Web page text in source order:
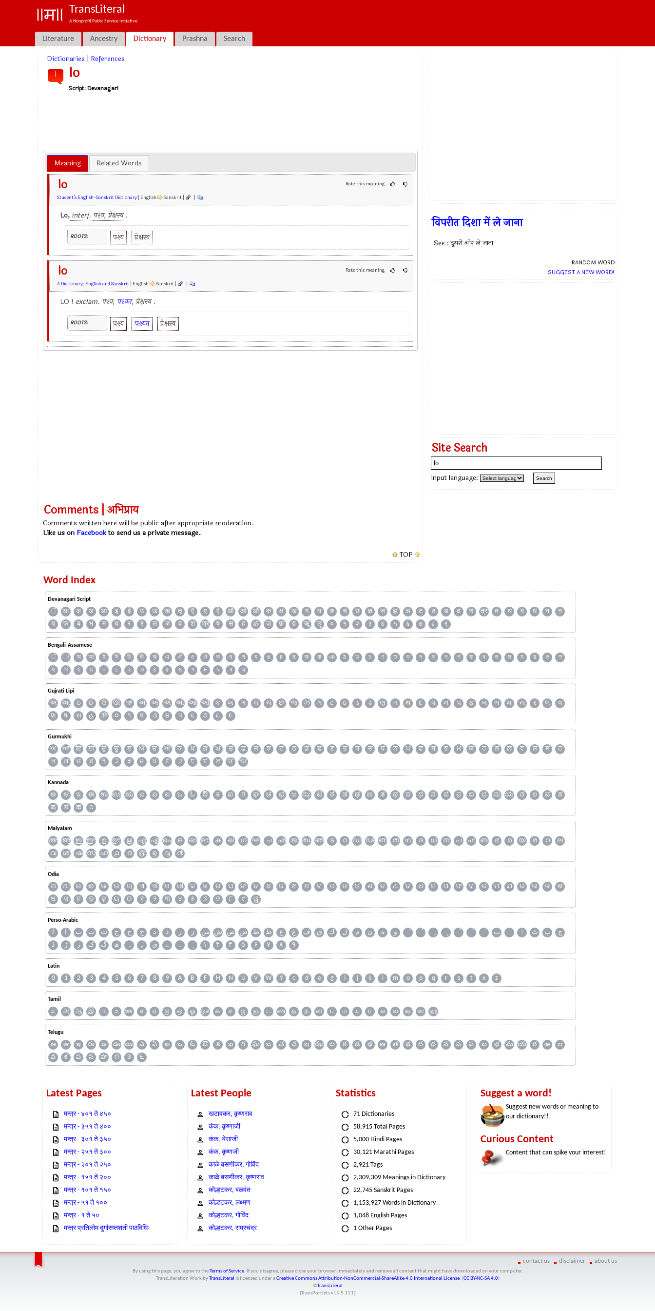
TransLiteral
A Nonprofit Public Service Initiative.
Literature Ancestry Dictionary Prashna Search
Dictionaries References
l lo
Script:Devanagari
Meaning Related Words
Rate this meaning
lo
Student’s English-Sanskrit Dictionary| English Sanskrit | |
Lo, interj. पश्य, प्रेक्षस्व .
ROOTS: पश्य प्रेक्षस्व
Rate this meaning
lo
A Dictionary: English and Sanskrit| English Sanskrit | |
LO ! exclam. पश्य, पश्यत, प्रेक्षस्व .
ROOTS: पश्य पश्यत प्रेक्षस्व
Comments | अभिप्राय
Comments written here will be public after appropriate moderation.
Like us on Facebookto send us a private message.
TOP
विपरीत दिशा में ले जाना
See : दूसरी ओर ले जाना
RANDOM WORD
SUGGEST A NEW WORD!
Site Search
Input language:
Word Index
Devanagari Script
ँ अः अं अ आ इ ई उ ऊ ऋ ऌ ऍ ए ऐ ऑ ओ औ क क्ष ख ग घ ङ च छ ज्ञ ज झ ञ ट ठ ड ढ ण त्र त थ द ध न
ऩ
प
फ ब भ म य र ऱ ल ळ व श श्र ष स ह ॐ ज़ फ़ य़ ॠ ॡ ० १ २ ३ ४ ५ ६ ७ ८ ९
Bengali-Assamese
ঁ ং অ আ ই ঈ উ ঊ ঋ এ ঐ ও ঔ ক খ গ ঘ ঙ চ ছ জ ঝ ঞ ঠ ড ঢ ণ ত থ দ ধ ন প ফ ব ভ ম য র ল
শ
ষ
স হ য় ০ ১ ২ ৩ ৪ ৫ ৬ ৭ ৮ ৯ ৰ ৱ
Gujrati Lipi
અ આ ઇ ઈ ઉ ઊ ઋ ઍ એ ઐ ઑ ઓ ઔ ક ખ ગ ઘ ચ છ જ ઝ ઞ ટ ઠ ડ ઢ ણ ત થ દ ધ ન પ ફ બ ભ મ ય ર લ
વ
શ
ષ સ હ ૐ ૦ ૧ ૨ ૩ ૪ ૫ ૬ ૭ ૮ ૯
Gurmukhi
ਅ ਆ ਇ ਈ ਉ ਊ ਏ ਐ ਓ ਔ ਕ ਖ ਗ ਘ ਚ ਛ ਜ ਝ ਟ ਠ ਡ ਢ ਣ ਤ ਥ ਦ ਧ ਨ ਪ ਫ ਬ ਭ ਮ ਯ ਰ ਲ ਲ਼ ਵ ਸ਼ ਸ
ਹ
ਖ਼
ਗ਼ ਜ਼ ਫ਼ ੧ ੨ ੩ ੪ ੫ ੬ ੭ ੮ ੯ ੲ ੳ ੴ
Kannada
ಅ ಆ ಇ ಈ ಉ ಊ ಋ ಎ ಏ ಐ ಒ ಓ ಔ ಕ ಖ ಗ ಘ ಚ ಛ ಜ ಝ ಟ ಠ ಡ ಢ ಣ ತ ಥ ದ ಧ ನ ಪ ಫ ಬ ಭ ಮ ಯ ರ ಲ ವ
ಶ
ಷ
ಸ ಹ ೧
Malyalam
അ ആ ഇ ഈ ഉ ഊ ഋ എ ഏ ഐ ഒ ഓ ഔ ക ഖ ഗ ഘ ച ഛ ജ ഝ ഞ ട ഠ ഡ ഢ ണ ത ഥ ദ ധ ന പ ഫ ബ ഭ മ യ ര റ
ല
വ
ശ ഷ സ ഹ ൧ ൪ ൫ ൭ ൮ ൯
Odia
ଅ ଆ ଇ ଈ ଉ ଊ ଋ ଏ ଐ ଓ ଔ କ ଖ ଗ ଘ ଙ ଚ ଛ ଜ ଝ ଞ ଟ ଠ ଡ ଢ ଣ ତ ଥ ଦ ଧ ନ ପ ଫ ବ ଭ ମ ଯ ର ଲ ଳ
ଶ
ଷ
ସ ହ ଡ଼ ଢ଼ ୟ ୦ ୧ ୨ ୩ ୪ ୫ ୬ ୭ ୮ ୯ ୱ
Perso-Arabic
آ ا ب ت ث ج ح خ د ذ ر ز س ش ص ض ط ظ ع غ ف ق ك ل م ن ه و ٮ ٲ ٹ پ
چ
ڈ
ڑ ژ ک گ ھ ہ ۄ ی ے ۔ ۱ ۳ ۴ ۵ ۶ ۷ ۸ ۹
Latin
0 1 2 3 4 5 6 7 8 9 A B F H N U V W Y c d e g i j k l m o p q r s t x z
Tamil
ஃ அ ஆ இ ஈ உ ஊ எ ஏ ஐ ஒ ஓ ஔ க ச ஜ ஞ ட ண த ந ன ப ம ய ர ல வ ஷ ஸ ஹ
Telugu
అ ఆ ఇ ఈ ఉ ఊ ఋ ఎ ఏ ఐ ఒ ఓ ఔ క ఖ గ ఘ ఙ చ ఛ జ ఝ ట ఠ డ ఢ ణ త థ ద ధ న ప ఫ బ భ మ య ర ఱ
ల
వ
శ ష స హ ౧ ౩ ౬
Latest Pages
मन्त्र - ४०१ ते ४५०
मन्त्र - ३५१ ते ४००
मन्त्र - ३०१ ते ३५०
मन्त्र - २५१ ते ३००
मन्त्र - २०१ ते २५०
मन्त्र - १५१ ते २००
मन्त्र - १०१ ते १५०
मन्त्र - ५१ ते १००
मन्त्र - १ ते ५०
मन्त्र प्रतिलोम दुर्गासप्तशती पाठविधिः
Latest People
खटावकर, कृष्णराव
कंक, कृष्णाजी
कंक, येसाजी
कंक, कृष्णजी
काळे बसणीकर, गोविंद
काळे बसणीकर, कृष्णराव
कोल्हटकर, बळवंत
कोल्हटकर, लक्ष्मण
कोल्हटकर, गोविंद
कोल्हटकर, राम्रचंद्र
Statistics
71 Dictionaries
58,915 Total Pages
5,000 Hindi Pages
30,121 Marathi Pages
2,921 Tags
2,309,309 Meanings in Dictionary
22,745 Sanskrit Pages
1,153,927 Words in Dictionary
1,048 English Pages
1 Other Pages
Suggest a word!
Suggest new words or meaning to
our dictionary!!
Curious Content
Content that can spike your interest!
contact us disclaimer about us
By using this page, you agree to the Terms of Service. If you disagree, please close your browser immediately and remove all content that might have downloaded on your computer.
TransLiteration Workby TransLiteral is licensed under aCreative Commons Attribution-NonCommercial-ShareAlike 4.0 International License. (CC BY-NC-SA 4.0)
©TransLiteral
[TransPortlets v15.5.121